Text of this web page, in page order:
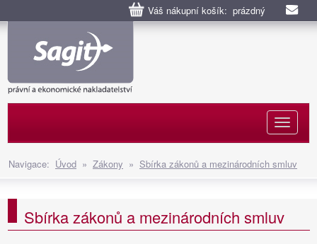
Váš nákupní košík: prázdný
Navigace: Úvod » Zákony » Sbírka zákonů a mezinárodních smluv
Sbírka zákonů a mezinárodních smluv